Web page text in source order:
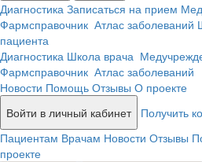
Диагностика Записаться на прием
Фармсправочник Атлас заболеваний
пациента
Диагностика Школа врача
Фармсправочник Атлас заболеваний
Новости Помощь Отзывы О проекте
Войти в личный кабинет
Получить
Пациентам Врачам Новости Отзывы
проекте